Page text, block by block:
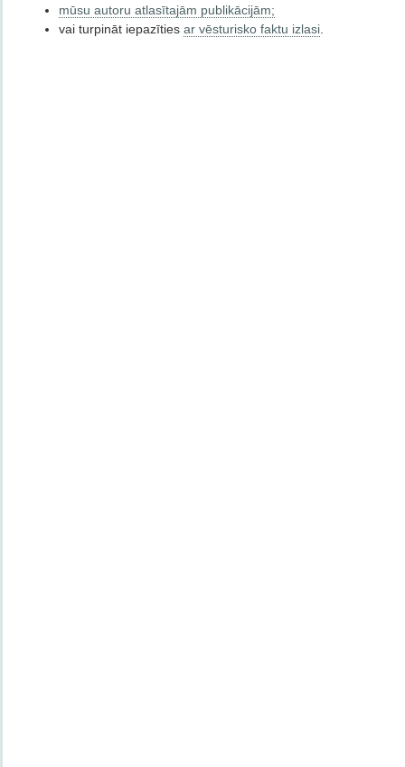
mūsu autoru atlasītajām publikācijām;
vai turpināt iepazīties ar vēsturisko faktu izlasi